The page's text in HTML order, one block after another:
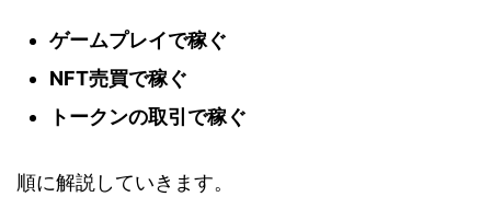
ゲームプレイで稼ぐ
NFT売買で稼ぐ
トークンの取引で稼ぐ
順に解説していきます。